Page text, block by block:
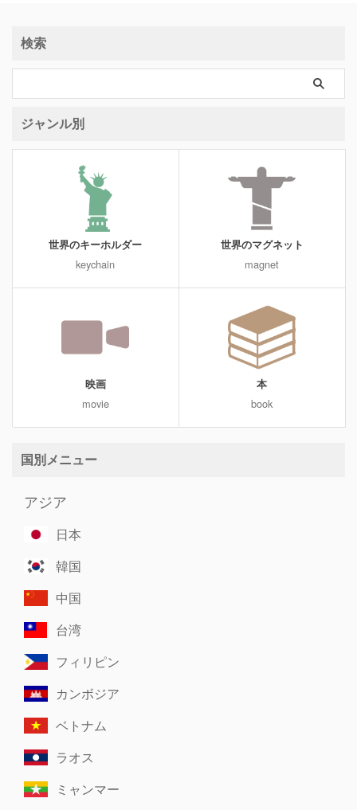
検索
ジャンル別
世界のキーホルダー
keychain
世界のマグネット
magnet
映画
movie
本
book
国別メニュー
アジア
日本
韓国
中国
台湾
フィリピン
カンボジア
ベトナム
ラオス
ミャンマー